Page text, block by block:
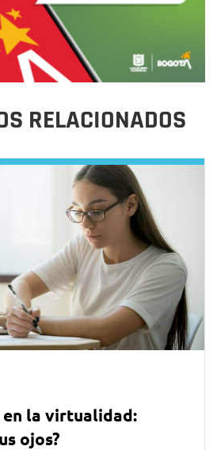
RELACIONADOS
en la virtualidad:
ojos?